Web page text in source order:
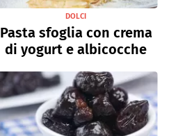
DOLCI
Pasta sfoglia con crema
di yogurt e albicocche